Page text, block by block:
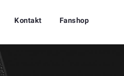
Kontakt Fanshop